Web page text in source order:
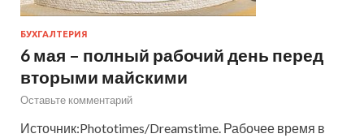
БУХГАЛТЕРИЯ
6 мая – полный рабочий день перед
вторыми майскими
Оставьте комментарий
Источник:Phototimes/Dreamstime. Рабочее время в